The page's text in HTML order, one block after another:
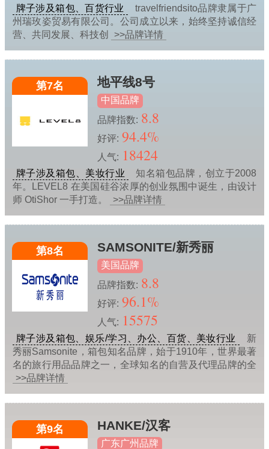
牌子涉及箱包、百货行业
travelfriendsito品牌隶属于广
州瑞玫姿贸易有限公司。公司成立以来，始终坚持诚信经
营、共同发展、科技创
>>品牌详情
第7名 地平线8号
中国品牌
品牌指数: 8.8
好评: 94.4%
人气: 18424
牌子涉及箱包、美妆行业
知名箱包品牌，创立于2008
年。LEVEL8 在美国硅谷浓厚的创业氛围中诞生，由设计
师 OtiShor 一手打造。
>>品牌详情
第8名 SAMSONITE/新秀丽
美国品牌
品牌指数: 8.8
好评: 96.1%
人气: 15575
牌子涉及箱包、娱乐/学习、办公、百货、美妆行业
新
秀丽Samsonite，箱包知名品牌，始于1910年，世界最著
名的旅行用品品牌之一，全球知名的自营及代理品牌的全
>>品牌详情
第9名 HANKE/汉客
广东广州品牌